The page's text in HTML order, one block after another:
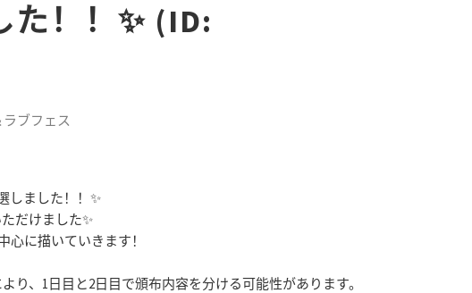
た！！✨ (ID:
ブフェス
しました！！✨
だけました✨
に描いていきます！
り、1日目と2日目で頒布内容を分ける可能性があります。